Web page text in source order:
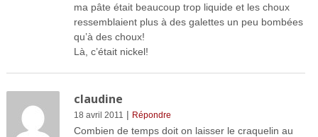
ma pâte était beaucoup trop liquide et les choux
ressemblaient plus à des galettes un peu bombées
qu’à des choux!
Là, c’était nickel!
claudine
18 avril 2011 | Répondre
Combien de temps doit on laisser le craquelin au